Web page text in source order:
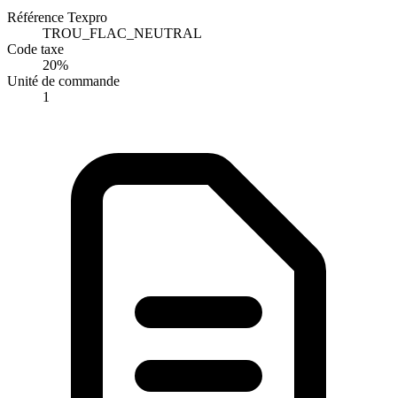
Référence Texpro
TROU_FLAC_NEUTRAL
Code taxe
20%
Unité de commande
1